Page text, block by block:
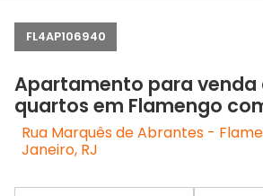
FL4AP106940
Apartamento para venda
quartos em Flamengo
Rua Marquês de Abrantes -
Janeiro, RJ